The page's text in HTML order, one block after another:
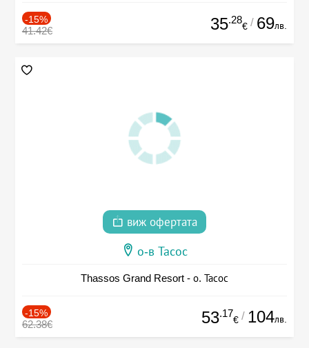
-15%
41.42€ 35.28
€ / 69лв.
виж офертата
о-в Тасос
Thassos Grand Resort - о. Тасос
-15%
62.38€ 53.17
€ / 104лв.